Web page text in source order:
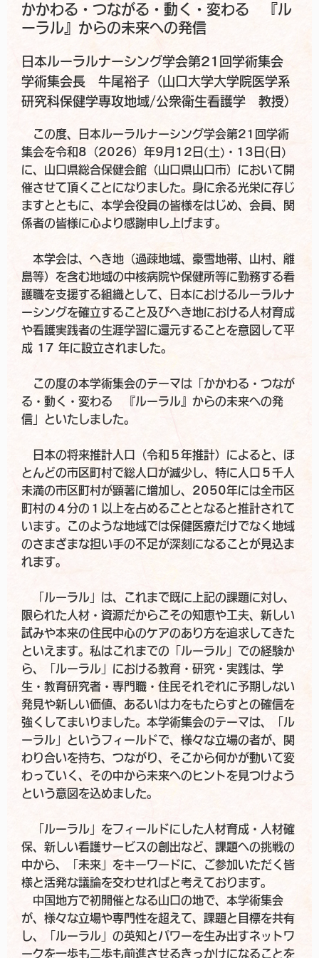
かかわる・つながる・動く・変わる 『ル
ーラル』からの未来への発信
日本ルーラルナーシング学会第21回学術集会
学術集会長 牛尾裕子（山口大学大学院医学系
研究科保健学専攻地域/公衆衛生看護学 教授）
この度、日本ルーラルナーシング学会第21回学術
集会を令和8（2026）年9月12日(土)・13日(日)
に、山口県総合保健会館（山口県山口市）において開
催させて頂くことになりました。身に余る光栄に存じ
ますとともに、本学会役員の皆様をはじめ、会員、関
係者の皆様に心より感謝申し上げます。
本学会は、へき地（過疎地域、豪雪地帯、山村、離
島等）を含む地域の中核病院や保健所等に勤務する看
護職を支援する組織として、日本におけるルーラルナ
ーシングを確立すること及びへき地における人材育成
や看護実践者の生涯学習に還元することを意図して平
成 17 年に設立されました。
この度の本学術集会のテーマは「かかわる・つなが
る・動く・変わる 『ルーラル』からの未来への発
信」といたしました。
日本の将来推計人口（令和５年推計）によると、ほ
とんどの市区町村で総人口が減少し、特に人口５千人
未満の市区町村が顕著に増加し、2050年には全市区
町村の４分の１以上を占めることとなると推計されて
います。このような地域では保健医療だけでなく地域
のさまざまな担い手の不足が深刻になることが見込ま
れます。
「ルーラル」は、これまで既に上記の課題に対し、
限られた人材・資源だからこその知恵や工夫、新しい
試みや本来の住民中心のケアのあり方を追求してきた
といえます。私はこれまでの「ルーラル」での経験か
ら、「ルーラル」における教育・研究・実践は、学
生・教育研究者・専門職・住民それぞれに予期しない
発見や新しい価値、あるいは力をもたらすとの確信を
強くしてまいりました。本学術集会のテーマは、「ル
ーラル」というフィールドで、様々な立場の者が、関
わり合いを持ち、つながり、そこから何かが動いて変
わっていく、その中から未来へのヒントを見つけよう
という意図を込めました。
「ルーラル」をフィールドにした人材育成・人材確
保、新しい看護サービスの創出など、課題への挑戦の
中から、「未来」をキーワードに、ご参加いただく皆
様と活発な議論を交わせればと考えております。
中国地方で初開催となる山口の地で、本学術集会
が、様々な立場や専門性を超えて、課題と目標を共有
し、「ルーラル」の英知とパワーを生み出すネットワ
ークを一歩も二歩も前進させるきっかけになることを